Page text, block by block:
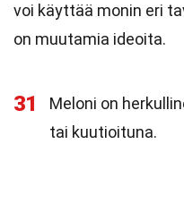
voi käyttää monin eri
on muutamia ideoita.
31
Meloni on
tai kuutioituna.